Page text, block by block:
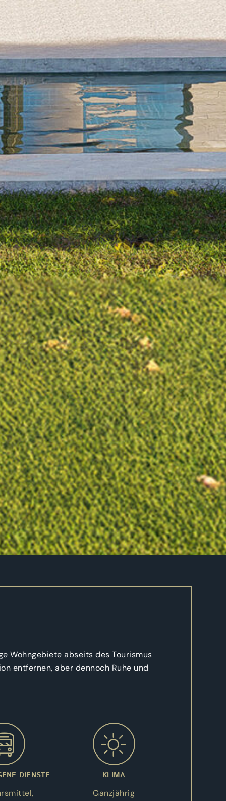
Wohngebiete abseits des Tourismus
entfernen, aber dennoch Ruhe und
DIENSTE KLIMA
Ganzjährig